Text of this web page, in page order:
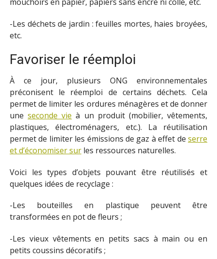
-Les déchets de jardin : feuilles mortes, haies broyées,
etc.
Favoriser le réemploi
À ce jour, plusieurs ONG environnementales
préconisent le réemploi de certains déchets. Cela
permet de limiter les ordures ménagères et de donner
uneseconde vie à un produit (mobilier, vêtements,
plastiques, électroménagers, etc.). La réutilisation
permet de limiter les émissions de gaz à effet de serre
et d’économiser sur les ressources naturelles.
Voici les types d’objets pouvant être réutilisés et
quelques idées de recyclage :
-Les bouteilles en plastique peuvent être
transformées en pot de fleurs ;
-Les vieux vêtements en petits sacs à main ou en
petits coussins décoratifs ;